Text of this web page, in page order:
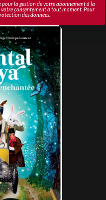
la gestion de votre abonnement à la
votre consentement à tout moment. Pour
des données